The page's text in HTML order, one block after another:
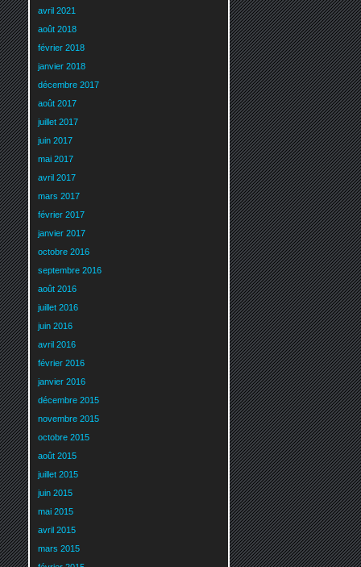
avril 2021
août 2018
février 2018
janvier 2018
décembre 2017
août 2017
juillet 2017
juin 2017
mai 2017
avril 2017
mars 2017
février 2017
janvier 2017
octobre 2016
septembre 2016
août 2016
juillet 2016
juin 2016
avril 2016
février 2016
janvier 2016
décembre 2015
novembre 2015
octobre 2015
août 2015
juillet 2015
juin 2015
mai 2015
avril 2015
mars 2015